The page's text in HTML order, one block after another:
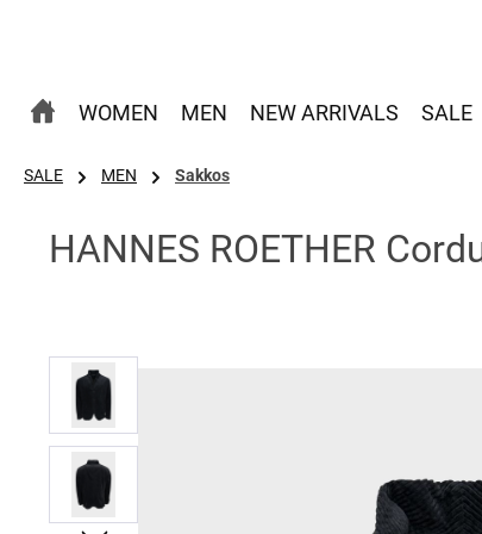
WOMEN MEN NEW ARRIVALS SALE
SALE MEN Sakkos
HANNES ROETHER
Bildergalerie überspringen